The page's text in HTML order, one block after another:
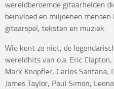
wereldberoemde gitaarhelden
beïnvloed en miljoenen
gitaarspel, teksten en muziek.
Wie kent ze niet; de
wereldhits van o.a. Eric
Mark Knopfler, Carlos Santana,
James Taylor, Paul Simon,